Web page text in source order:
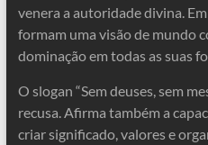
venera a autoridade divina.
formam uma visão de mundo
dominação em todas as suas
O slogan “Sem deuses, sem
recusa. Afirma também a
criar significado, valores e